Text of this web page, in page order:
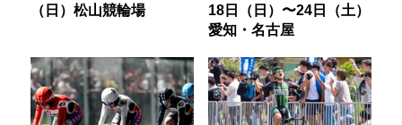
（日）松山競輪場
18日（日）〜24日（土）
愛知・名古屋